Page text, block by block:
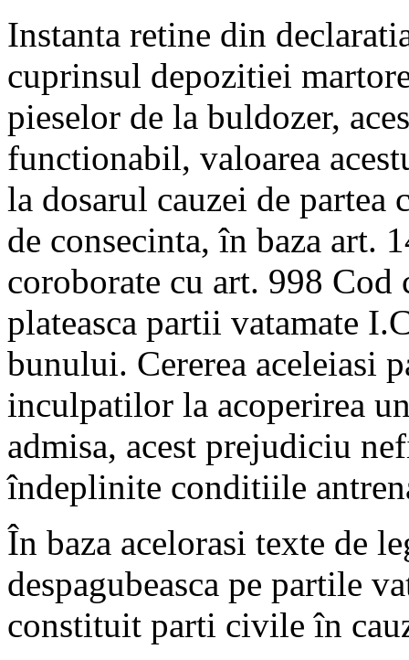
Instanta retine din
cuprinsul depozitiei
pieselor de la buldozer,
functionabil, valoarea
la dosarul cauzei de
de consecinta, în baza art.
coroborate cu art. 998
plateasca partii vatamate
bunului. Cererea aceleiasi
inculpatilor la acoperirea
admisa, acest prejudiciu
îndeplinite conditiile
În baza acelorasi texte de
despagubeasca pe partile
constituit parti civile în